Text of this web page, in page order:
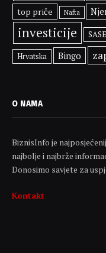
top priče Nafta
investicije SASE
Hrvatska Bingo
O NAMA
BiznisInfo je
najbolje i najbrže
Donosimo savjete za
Kontakt